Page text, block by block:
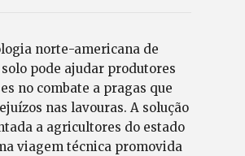
norte-americana de
pode ajudar produtores
no combate a pragas que
nas lavouras. A solução
a agricultores do estado
viagem técnica promovida